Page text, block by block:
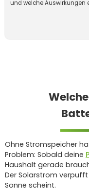
und welche Auswirkungen
Ohne Stromspeicher
Problem: Sobald deine
Haushalt gerade
Der Solarstrom
Sonne scheint.